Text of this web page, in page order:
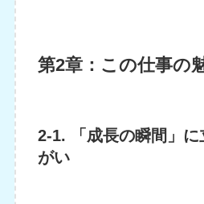
第2章：この仕事の
2-1. 「成長の瞬間」に
がい